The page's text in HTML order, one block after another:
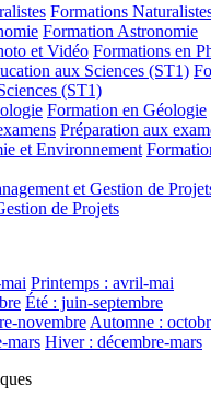
Formations
Formation Astronomie
et Vidéo Formations en
aux Sciences (ST1)
(ST1)
Formation en Géologie
Préparation aux
et Environnement
et Gestion de
de Projets
Printemps : avril-mai
Été : juin-septembre
novembre Automne :
mars Hiver : décembre-mars